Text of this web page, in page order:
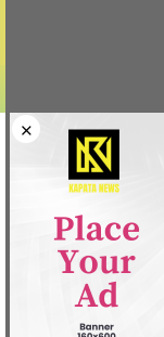
×
batu, batu gepe dia Sapa